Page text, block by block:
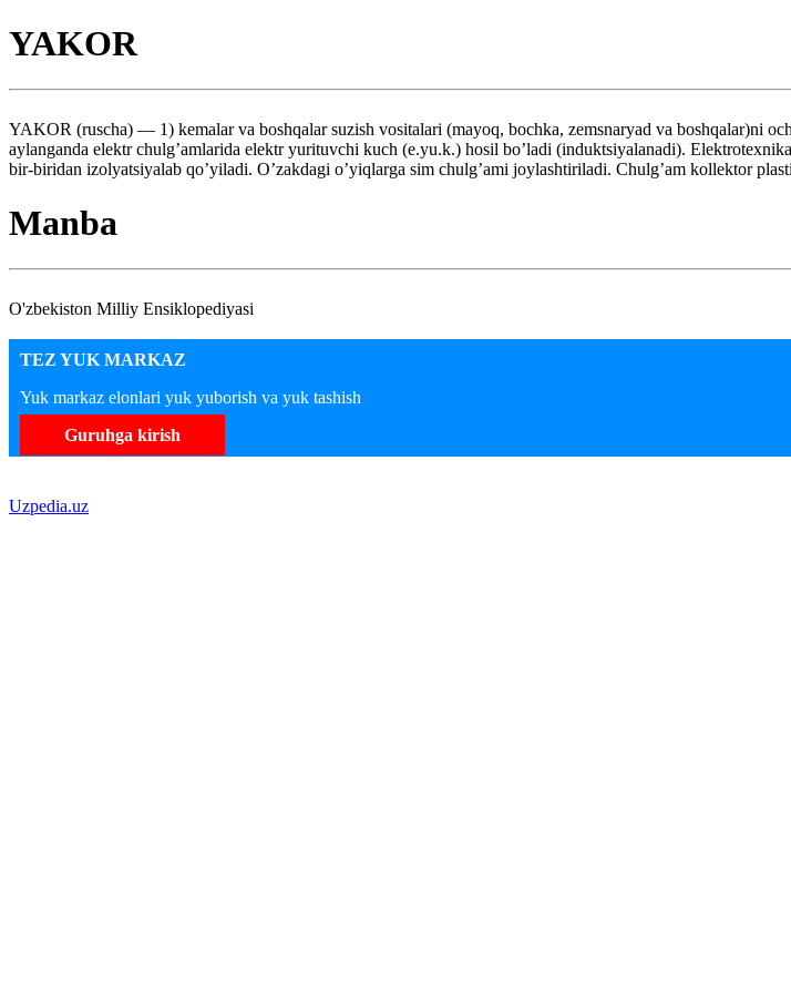
YAKOR
YAKOR (ruscha) — 1) kemalar va boshqalar suzish vositalari (mayoq, bochka, zemsnaryad va boshqalar)ni
aylanganda elektr chulg’amlarida elektr yurituvchi kuch (e.yu.k.) hosil bo’ladi (induktsiyalanadi).
bir-biridan izolyatsiyalab qo’yiladi. O’zakdagi o’yiqlarga sim chulg’ami joylashtiriladi. Chulg’am kollektor
Manba
O'zbekiston Milliy Ensiklopediyasi
TEZ YUK MARKAZ
Yuk markaz elonlari yuk yuborish va yuk tashish
Guruhga kirish
Uzpedia.uz